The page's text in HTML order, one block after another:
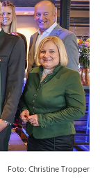
Foto: Christine Tropper